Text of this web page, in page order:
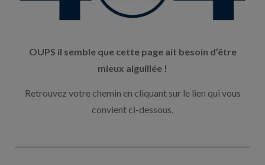
OUPS il semble que cette page ait besoin d’être
mieux aiguillée !
Retrouvez votre chemin en cliquant sur le lien qui vous
convient ci-dessous.